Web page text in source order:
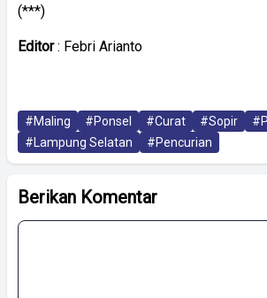
(***)
Editor: Febri Arianto
#Maling #Ponsel #Curat #Sopir
#Lampung Selatan
#Pencurian
Berikan Komentar